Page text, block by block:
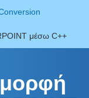
μέσω C++